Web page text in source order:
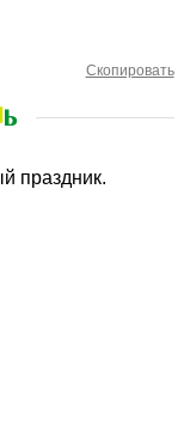
Скопировать
праздник.